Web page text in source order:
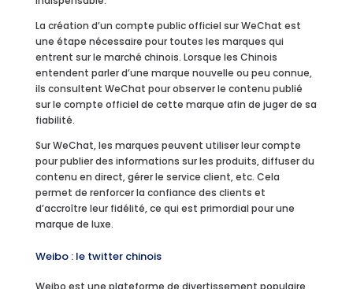
La création d’un compte public officiel sur WeChat est
une étape nécessaire pour toutes les marques qui
entrent sur le marché chinois. Lorsque les Chinois
entendent parler d’une marque nouvelle ou peu connue,
ils consultent WeChat pour observer le contenu publié
sur le compte officiel de cette marque afin de juger de sa
fiabilité.
Sur WeChat, les marques peuvent utiliser leur compte
pour publier des informations sur les produits, diffuser du
contenu en direct, gérer le service client, etc. Cela
permet de renforcer la confiance des clients et
d’accroître leur fidélité, ce qui est primordial pour une
marque de luxe.
Weibo : le twitter chinois
Weibo est une plateforme de divertissement populaire